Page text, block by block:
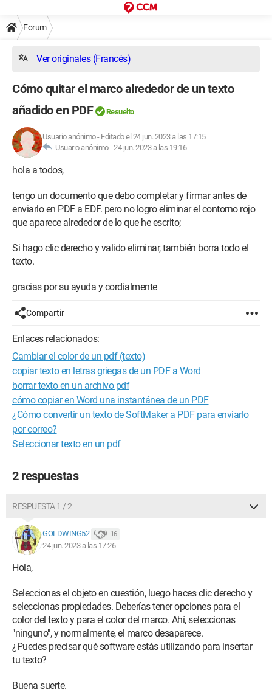
Forum
Ver originales (Francés)
Cómo quitar el marco alrededor de un texto
añadido en PDF
Resuelto
Usuario anónimo- Editado el 24 jun. 2023 a las 17:15
Usuario anónimo -24 jun. 2023 a las 19:16
hola a todos,
tengo un documento que debo completar y firmar antes de
enviarlo en PDF a EDF. pero no logro eliminar el contorno rojo
que aparece alrededor de lo que he escrito;
Si hago clic derecho y valido eliminar, también borra todo el
texto.
gracias por su ayuda y cordialmente
Compartir
Enlaces relacionados:
Cambiar el color de un pdf (texto)
copiar texto en letras griegas de un PDF a Word
borrar texto en un archivo pdf
cómo copiar en Word una instantánea de un PDF
¿Cómo convertir un texto de SoftMaker a PDF para enviarlo
por correo?
Seleccionar texto en un pdf
2 respuestas
RESPUESTA 1 / 2
GOLDWING52 16
24 jun. 2023 a las 17:26
Hola,
Seleccionas el objeto en cuestión, luego haces clic derecho y
seleccionas propiedades. Deberías tener opciones para el
color del texto y para el color del marco. Ahí, seleccionas
"ninguno", y normalmente, el marco desaparece.
¿Puedes precisar qué software estás utilizando para insertar
tu texto?
Buena suerte.